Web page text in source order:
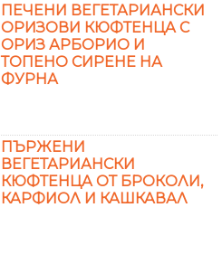
ПЕЧЕНИ ВЕГЕТАРИАНСКИ
ОРИЗОВИ КЮФТЕНЦА С
ОРИЗ АРБОРИО И
ТОПЕНО СИРЕНЕ НА
ФУРНА
ПЪРЖЕНИ
ВЕГЕТАРИАНСКИ
КЮФТЕНЦА ОТ БРОКОЛИ,
КАРФИОЛ И КАШКАВАЛ